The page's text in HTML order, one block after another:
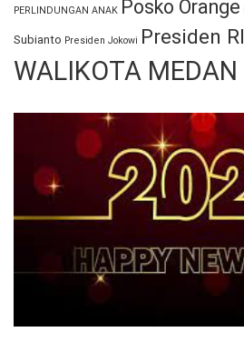
PERLINDUNGAN ANAK Posko Orange
Subianto Presiden Jokowi Presiden RI
WALIKOTA MEDAN